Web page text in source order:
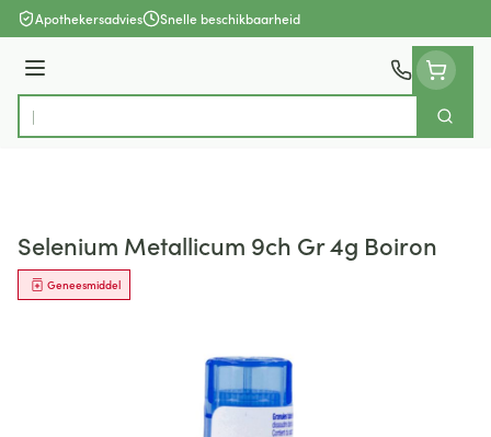
Ga naar de inhoud
Apothekersadvies Snelle beschikbaarheid
Menu
Product, merk, categorie...
Zoek
Selenium Metallicum 9ch Gr 4g Boiron
Geneesmiddel